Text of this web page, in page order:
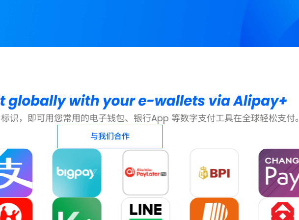
识，即可用您常用的电子钱包、银行App 等数字支付工具在全球轻松支付。
与我们合作